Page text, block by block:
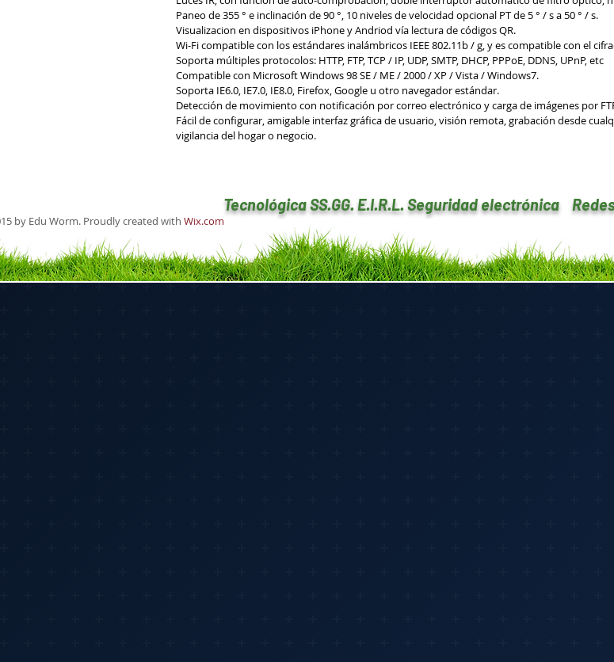
Paneo de 355 ° e inclinación de 90 °, 10 niveles de velocidad opcional PT de 5 ° / s a 50 ° / s.
Visualizacion en dispositivos iPhone y Andriod vía lectura de códigos QR.
Wi-Fi compatible con los estándares inalámbricos IEEE 802.11b / g, y es compatible con el
Soporta múltiples protocolos: HTTP, FTP, TCP / IP, UDP, SMTP, DHCP, PPPoE, DDNS, UPnP, etc
Compatible con Microsoft Windows 98 SE / ME / 2000 / XP / Vista / Windows7.
Soporta IE6.0, IE7.0, IE8.0, Firefox, Google u otro navegador estándar.
Detección de movimiento con notificación por correo electrónico y carga de imágenes por
Fácil de configurar, amigable interfaz gráfica de usuario, visión remota, grabación desde
vigilancia del hogar o negocio.
Tecnológica SS.GG. E.I.R.L. Seguridad electrónica
by Edu Worm. Proudly created with Wix.com